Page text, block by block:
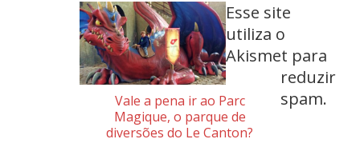
Vale a pena ir ao Parc
Magique, o parque de
diversões do Le Canton?
Esse site
utiliza o
Akismet para
reduzir
spam.